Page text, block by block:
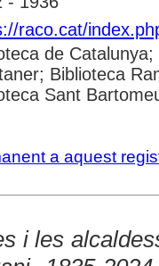
raco.cat/
de
Biblioteca
Sant
a aquest
i les